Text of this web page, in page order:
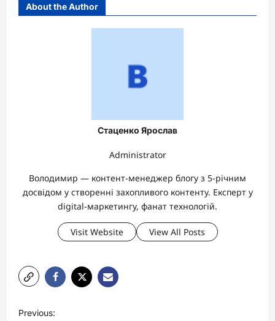
About the Author
Стаценко Ярослав
Administrator
Володимир — контент-менеджер блогу з 5-річним
досвідом у створенні захопливого контенту. Експерт у
digital-маркетингу, фанат технологій.
Visit Website View All Posts
PPrevious: